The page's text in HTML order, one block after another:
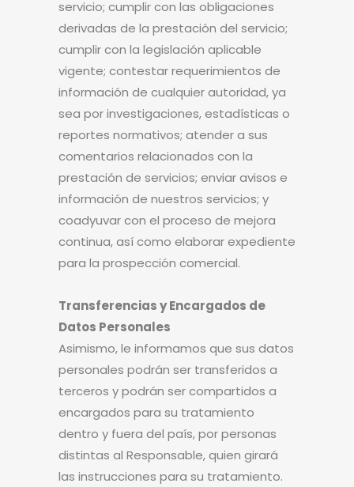
servicio; cumplir con las obligaciones
derivadas de la prestación del servicio;
cumplir con la legislación aplicable
vigente; contestar requerimientos de
información de cualquier autoridad, ya
sea por investigaciones, estadísticas o
reportes normativos; atender a sus
comentarios relacionados con la
prestación de servicios; enviar avisos e
información de nuestros servicios; y
coadyuvar con el proceso de mejora
continua, así como elaborar expediente
para la prospección comercial.
Transferencias y Encargados de
Datos Personales
Asimismo, le informamos que sus datos
personales podrán ser transferidos a
terceros y podrán ser compartidos a
encargados para su tratamiento
dentro y fuera del país, por personas
distintas al Responsable, quien girará
las instrucciones para su tratamiento.